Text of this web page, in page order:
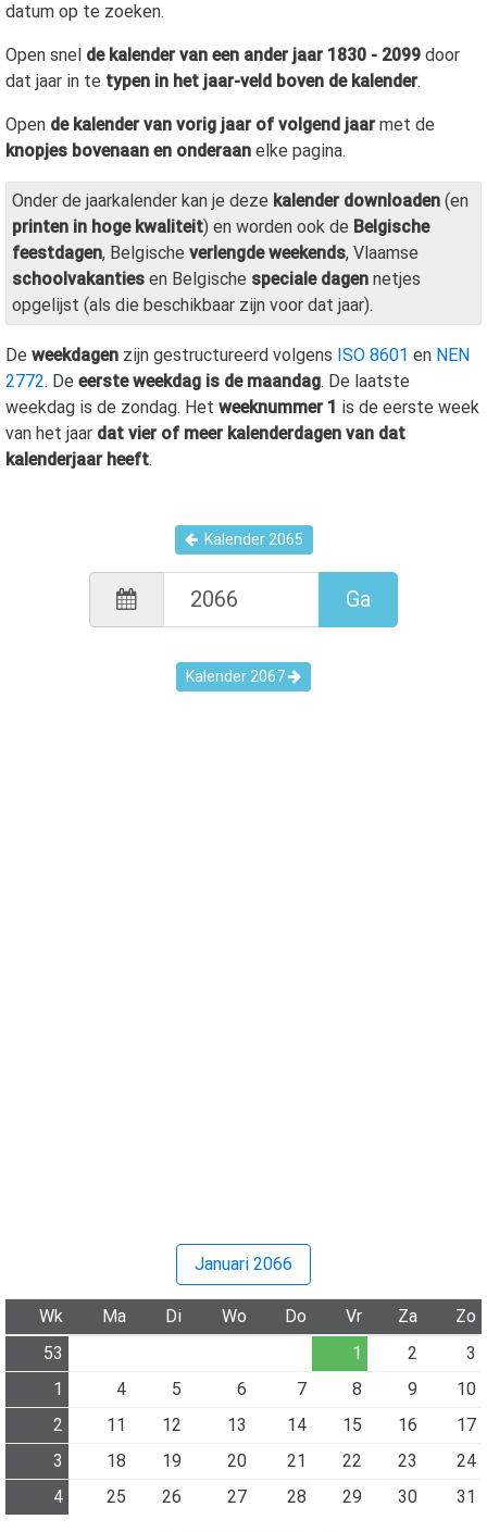
datum op te zoeken.
Open snel de kalender van een ander jaar 1830 - 2099 door
dat jaar in te typen in het jaar-veld boven de kalender.
Open de kalender van vorig jaar of volgend jaarmet de
knopjes bovenaan en onderaan elke pagina.
Onder de jaarkalender kan je deze kalender downloaden (en
printen in hoge kwaliteit) en worden ook de Belgische
feestdagen, Belgische verlengde weekends, Vlaamse
schoolvakanties en Belgische speciale dagen netjes
opgelijst (als die beschikbaar zijn voor dat jaar).
De weekdagen zijn gestructureerd volgens ISO 8601 en NEN
2772. De eerste weekdag is de maandag. De laatste
weekdag is de zondag. Het weeknummer 1 is de eerste week
van het jaar dat vier of meer kalenderdagen van dat
kalenderjaar heeft.
Kalender 2065
Ga
Kalender 2067
Januari 2066
Wk Ma Di Wo Do Vr Za
Zo
53
1 2
3
1
4 5 6 7 8 9
10
2
11 12 13 14 15 16
17
3
18 19 20 21 22 23
24
4
25 26 27 28 29 30 31